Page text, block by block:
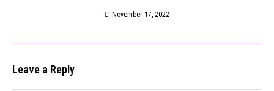
November 17, 2022
Leave a Reply